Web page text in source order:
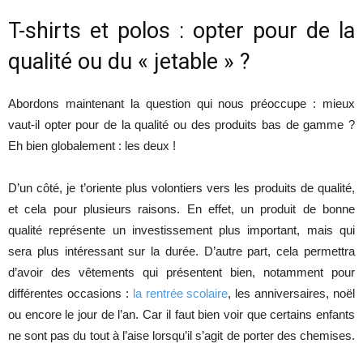
T-shirts et polos : opter pour de la
qualité ou du « jetable » ?
Abordons maintenant la question qui nous préoccupe : mieux
vaut-il opter pour de la qualité ou des produits bas de gamme ?
Eh bien globalement : les deux !
D’un côté, je t’oriente plus volontiers vers les produits de qualité,
et cela pour plusieurs raisons. En effet, un produit de bonne
qualité représente un investissement plus important, mais qui
sera plus intéressant sur la durée. D’autre part, cela permettra
d’avoir des vêtements qui présentent bien, notamment pour
différentes occasions : la rentrée scolaire, les anniversaires, noël
ou encore le jour de l’an. Car il faut bien voir que certains enfants
ne sont pas du tout à l’aise lorsqu’il s’agit de porter des chemises.